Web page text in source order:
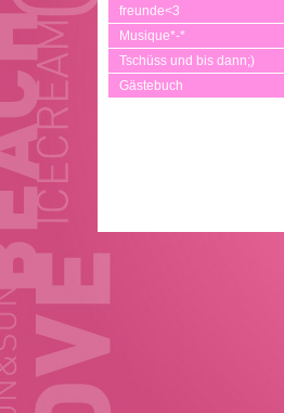
freunde<3
Musique*-*
Tschüss und bis dann;)
Gästebuch